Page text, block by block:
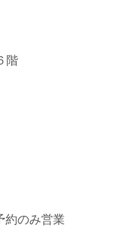
階
約のみ営業